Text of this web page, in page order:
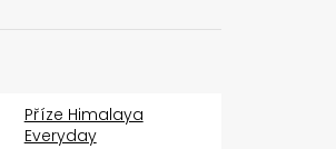
Příze Himalaya
Everyday